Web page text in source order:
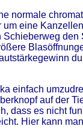
normale
eine
einfach
auf der
dass es nicht
Hier kann